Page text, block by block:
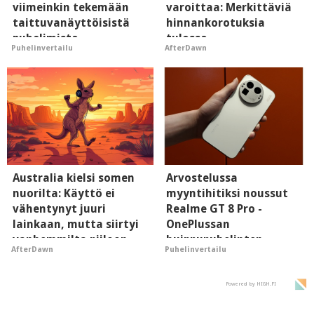
viimeinkin tekemään
taittuvanäyttöisistä
puhelimista
supersuosittuja
Puhelinvertailu
varoittaa: Merkittäviä
hinnankorotuksia
tulossa
AfterDawn
Australia kielsi somen
nuorilta: Käyttö ei
vähentynyt juuri
lainkaan, mutta siirtyi
vanhemmilta piiloon
AfterDawn
Arvostelussa
myyntihitiksi noussut
Realme GT 8 Pro -
OnePlussan
huippupuhelinten
"perillinen"
Puhelinvertailu
Powered by HIGH.FI